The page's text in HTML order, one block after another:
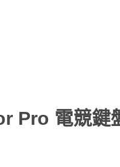
Pro 電競鍵